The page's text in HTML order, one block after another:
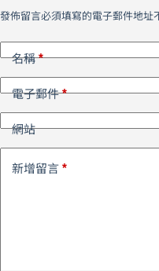
發佈留言必須填寫的電子郵件地址
名稱*
電子郵件*
網站
新增留言 *